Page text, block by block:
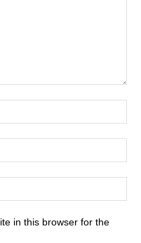
in this browser for the